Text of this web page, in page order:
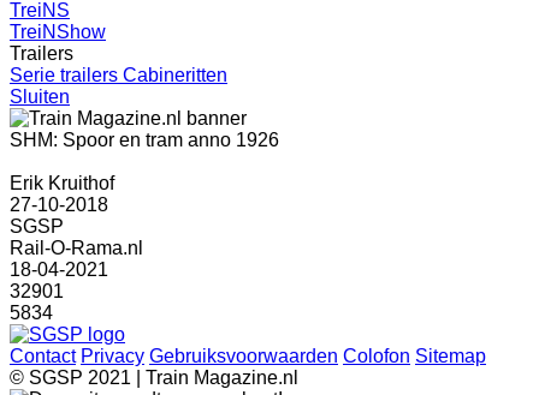
TreiNS
TreiNShow
Trailers
Serie trailers Cabineritten
Sluiten
SHM: Spoor en tram anno 1926
Erik Kruithof
27-10-2018
SGSP
Rail-O-Rama.nl
18-04-2021
32901
5834
Contact Privacy Gebruiksvoorwaarden Colofon Sitemap
© SGSP 2021 | Train Magazine.nl